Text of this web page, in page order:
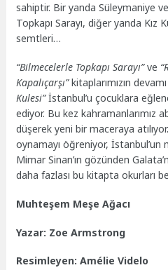
sahiptir. Bir yanda Süleymaniye
Topkapı Sarayı, diğer yanda Kız
semtleri…
“Bilmecelerle Topkapı Sarayı”ve
Kapalıçarşı”kitaplarımızın
Kulesi”İstanbul’u çocuklara
ediyor. Bu kez kahramanlarımız
düşerek yeni bir maceraya
oynamayı öğreniyor, İstanbul’un
Mimar Sinan’ın gözünden
daha fazlası bu kitapta okurları
Muhteşem Meşe Ağacı
Yazar: Zoe Armstrong
Resimleyen: Amélie Videlo